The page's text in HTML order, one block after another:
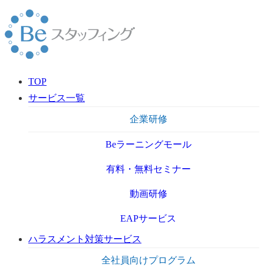
TOP
サービス一覧
企業研修
Beラーニングモール
有料・無料セミナー
動画研修
EAPサービス
ハラスメント対策サービス
全社員向けプログラム